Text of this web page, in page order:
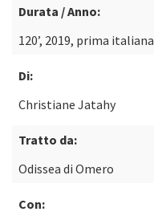
Durata / Anno:
120’, 2019, prima italiana
Di:
Christiane Jatahy
Tratto da:
Odissea di Omero
Con: